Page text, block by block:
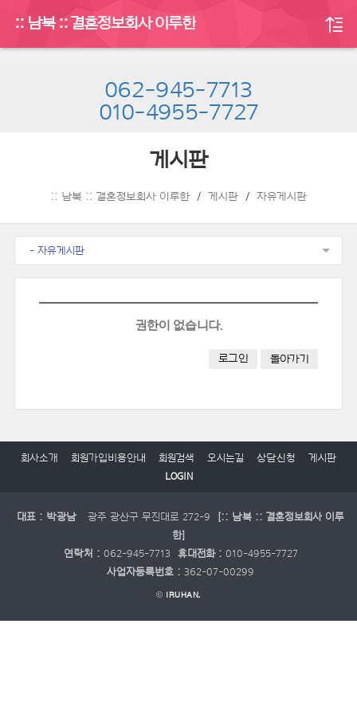
:: 남북 :: 결혼정보회사 이루한
062-945-7713
010-4955-7727
게시판
:: 남북 :: 결혼정보회사 이루한 게시판 자유게시판
- 자유게시판
권한이 없습니다.
로그인 돌아가기
회사소개 회원가입비용안내 회원검색 오시는길 상담신청
게시판
LOGIN
대표 : 박광남 광주 광산구 무진대로 272-9
[:: 남북 :: 결혼정보회사 이루
한]
연락처 : 062-945-7713 휴대전화 : 010-4955-7727
사업자등록번호 : 362-07-00299
© IRUHAN.